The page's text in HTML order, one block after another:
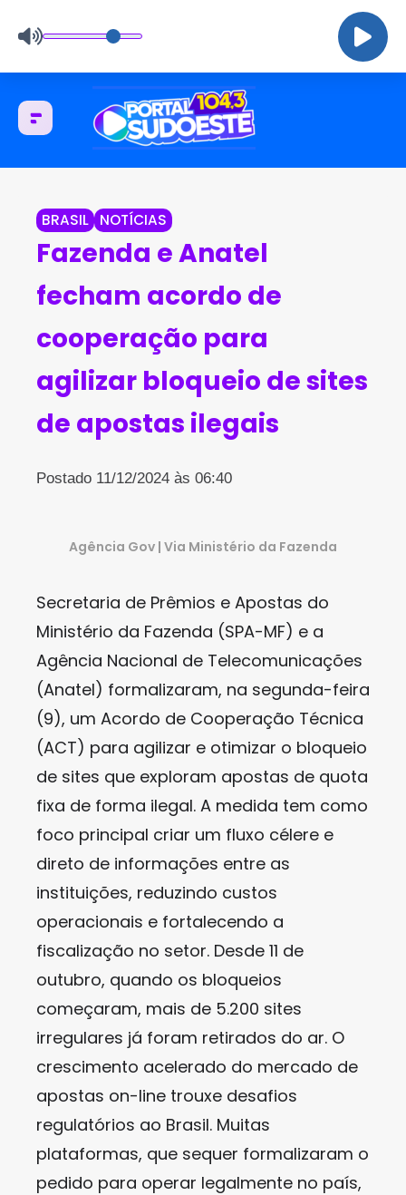
BRASIL NOTÍCIAS
Fazenda e Anatel
fecham acordo de
cooperação para
agilizar bloqueio de sites
de apostas ilegais
Postado 11/12/2024 às 06:40
Agência Gov | Via Ministério da Fazenda
Secretaria de Prêmios e Apostas do
Ministério da Fazenda (SPA-MF) e a
Agência Nacional de Telecomunicações
(Anatel) formalizaram, na segunda-feira
(9), um Acordo de Cooperação Técnica
(ACT) para agilizar e otimizar o bloqueio
de sites que exploram apostas de quota
fixa de forma ilegal. A medida tem como
foco principal criar um fluxo célere e
direto de informações entre as
instituições, reduzindo custos
operacionais e fortalecendo a
fiscalização no setor. Desde 11 de
outubro, quando os bloqueios
começaram, mais de 5.200 sites
irregulares já foram retirados do ar. O
crescimento acelerado do mercado de
apostas on-line trouxe desafios
regulatórios ao Brasil. Muitas
plataformas, que sequer formalizaram o
pedido para operar legalmente no país,